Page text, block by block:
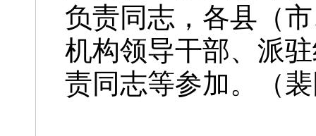
负责同志，各县（
机构领导干部、派
责同志等参加。（